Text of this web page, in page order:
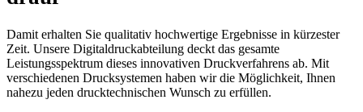
Damit erhalten Sie qualitativ hochwertige Ergebnisse in kürzester
Zeit. Unsere Digitaldruckabteilung deckt das gesamte
Leistungsspektrum dieses innovativen Druckverfahrens ab. Mit
verschiedenen Drucksystemen haben wir die Möglichkeit, Ihnen
nahezu jeden drucktechnischen Wunsch zu erfüllen.